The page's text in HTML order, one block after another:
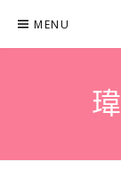
content
MENU